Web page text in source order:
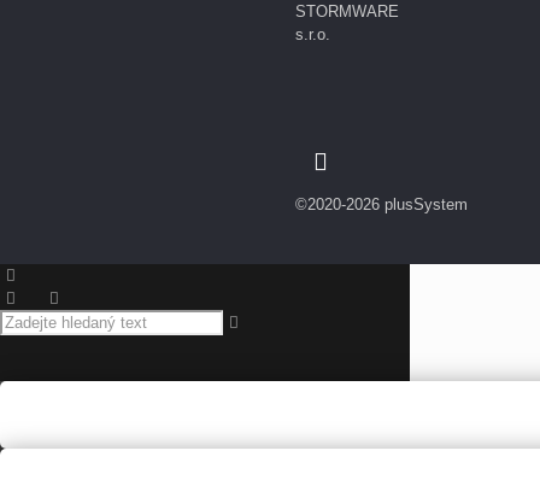
STORMWARE
s.r.o.
©2020-2026 plusSystem